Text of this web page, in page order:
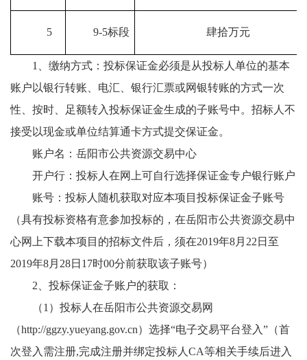
5 9-5标段 肆拾万元
1、缴纳方式：投标保证金必须是从投标人单位的基本
账户以银行转账、电汇、银行汇票或网银转账的方式一次
性、按时、足额转入投标保证金生成的子账号中。招标人不
接受以现金或单位结算通卡方式提交保证金。
账户名：岳阳市公共资源交易中心
开户行：投标人在网上可自行选择保证金专户银行账户
账号：投标人随机获取对应本项目投标保证金子账号
（具有投标资格有意参加投标的，在岳阳市公共资源交易中
心网上下载本项目的招标文件后，须在2019年8月22日至
2019年8月28日17时00分前获取该子账号）
2、投标保证金子账户的获取：
（1）投标人在岳阳市公共资源交易网
（http://ggzy.yueyang.gov.cn）选择“电子交易平台登入”（首
次登入需注册,完成注册并绑定投标人CA等相关手续后进入